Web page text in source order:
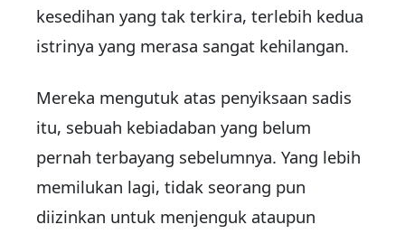
kesedihan yang tak terkira, terlebih kedua
istrinya yang merasa sangat kehilangan.
Mereka mengutuk atas penyiksaan sadis
itu, sebuah kebiadaban yang belum
pernah terbayang sebelumnya. Yang lebih
memilukan lagi, tidak seorang pun
diizinkan untuk menjenguk ataupun